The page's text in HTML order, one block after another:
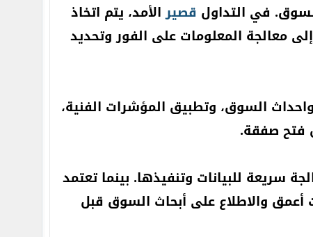
في التداول قصيرالأمد، يتم اتخاذ
معالجة المعلومات على الفور وتحديد
السوق، وتطبيق المؤشرات الفنية،
فتح صفقة.
سريعة للبيانات وتنفيذها. بينما تعتمد
أعمق والاطلاع على أبحاث السوق قبل